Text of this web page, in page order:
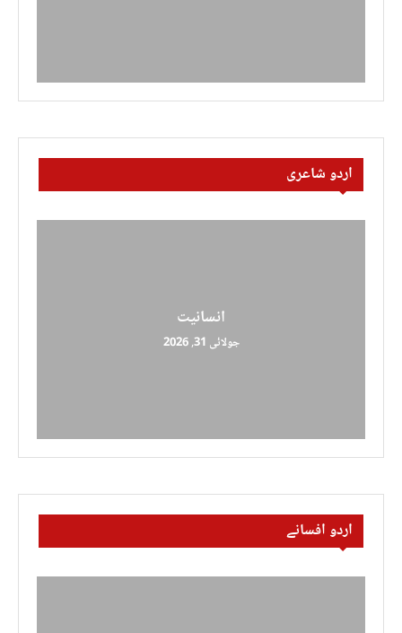
اردو شاعری
انسانیت
جولائی 31, 2026
اردو افسانے